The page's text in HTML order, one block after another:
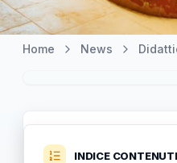
Home News
INDICE CONTENUTI